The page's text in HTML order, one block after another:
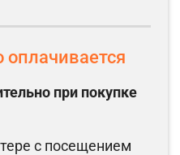
при покупке
с посещением